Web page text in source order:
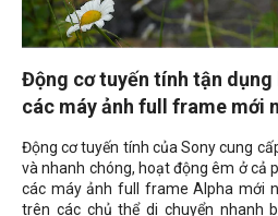
Động cơ tuyến tính tận
các máy ảnh full frame mới
Động cơ tuyến tính của Sony cung
và nhanh chóng, hoạt động êm ở cả
các máy ảnh full frame Alpha mới
trên các chủ thể di chuyển nhanh